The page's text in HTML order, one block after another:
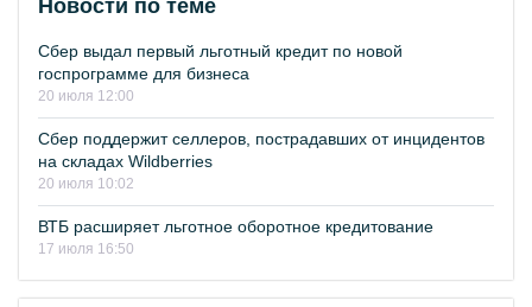
Новости по теме
Сбер выдал первый льготный кредит по новой
госпрограмме для бизнеса
20 июля 12:00
Сбер поддержит селлеров, пострадавших от инцидентов
на складах Wildberries
20 июля 10:02
ВТБ расширяет льготное оборотное кредитование
17 июля 16:50